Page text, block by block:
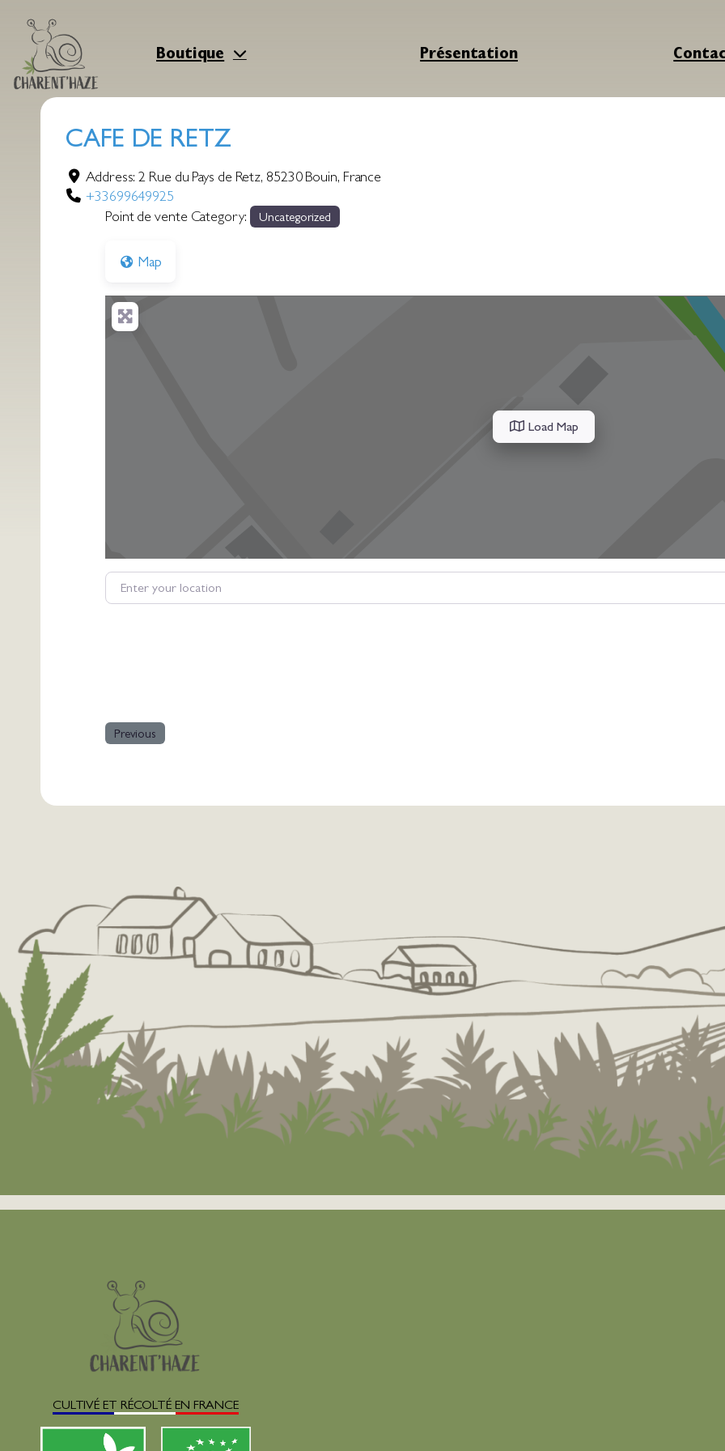
contenu
Boutique Présentation
CAFE DE RETZ
Address:2 Rue du Pays de Retz, 85230 Bouin, France
+33699649925
Point de vente Category:
Uncategorized
Map
Load Map
Enter your location
Previous
CULTIVÉ ET RÉCOLTÉ EN FRANCE